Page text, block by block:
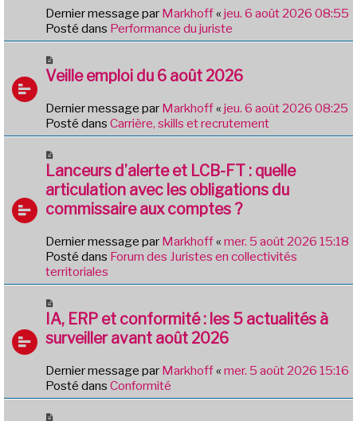
g
e
a
u
s
a
g
e
Dernier message par Markhoff« jeu. 6 août 2026 08:55
Posté dans Performance du juriste
o
v
e
a
m
e
s
s
g
e
Veille emploi du 6 août 2026
Dernier message par Markhoff« jeu. 6 août 2026 08:25
Posté dans Carrière, skills et recrutement
o
u
v
e
u
m
e
s
a
g
Lanceurs d’alerte et LCB-FT : quelle
articulation avec les obligations du
commissaire aux comptes ?
Dernier message par Markhoff« mer. 5 août 2026 15:18
Posté dans Forum des Juristes en collectivités
territoriales
o
u
v
a
u
IA, ERP et conformité : les 5 actualités à
surveiller avant août 2026
Dernier message par Markhoff« mer. 5 août 2026 15:16
Posté dans Conformité